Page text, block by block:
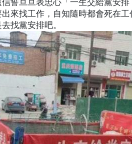
誓旦旦表忠心「一生交給黨安排
找工作，自知隨時都會死在
找黨安排吧。